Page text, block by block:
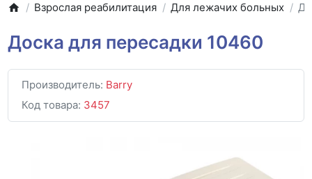
Взрослая реабилитация Для лежачих больных
Доска для пересадки 10460
Производитель: Barry
Код товара: 3457